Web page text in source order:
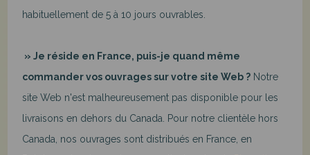
habituellement de 5 à 10 jours ouvrables.
» Je réside en France, puis-je quand même
commander vos ouvrages sur votre site Web ? Notre
site Web n'est malheureusement pas disponible pour les
livraisons en dehors du Canada. Pour notre clientèle hors
Canada, nos ouvrages sont distribués en France, en